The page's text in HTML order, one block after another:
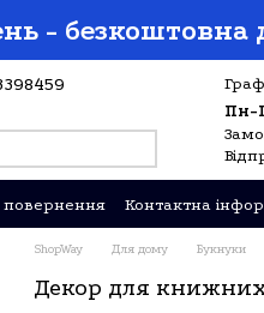
- безкоштовна
Пн-
повернення Контактна
ShopWay Для дому Букнуки
Декор для